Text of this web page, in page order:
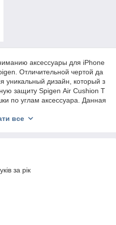
аксессуары для iPhone
Отличительной чертой да
уникальный дизайн, который з
защиту Spigen Air Cushion T
по углам аксессуара. Данная
над дисплеем, что обес
вид и надежную защиту о
Spigen - инновацио
все
за рік